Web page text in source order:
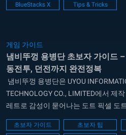
게 됩니다. 이 가이드에서는 게임을 처
과금...
BlueStacks X
Tips & Tricks
게임 가이드
냄비뚜껑 용병단 초보자 가이드
동전투, 던전까지 완전정복
냄비뚜껑 용병단은 UYOU
TECHNOLOGY CO., LIMITED에서 제
레트로 감성이 묻어나는 도트 픽셀 도
레트로 감성 향수를 살린 모바일
편한 조작과 자동 전투 시스템을 앞세
초보자 가이드 초보자 팁